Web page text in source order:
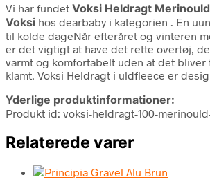
Vi har fundet Voksi Heldragt
Voksi hos dearbaby i kategorien . En
til kolde dageNår efteråret og vinteren
er det vigtigt at have det rette overtøj,
varmt og komfortabelt uden at det
klamt. Voksi Heldragt i uldfleece er
Yderlige produktinformationer:
Produkt id: voksi-heldragt-100-
Relaterede varer